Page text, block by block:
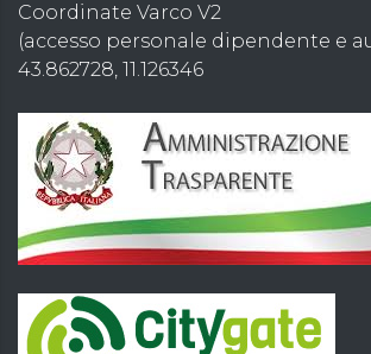
Coordinate Varco V2
(accesso personale dipendente e
43.862728, 11.126346